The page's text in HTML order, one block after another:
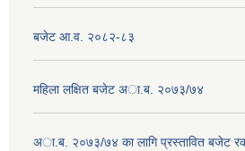
बजेट आ.व. २०८२-८३
महिला लक्षित बजेट अा.ब. २०७३/७४
अा.ब. २०७३/७४ का लागि प्रस्तावित बजेट